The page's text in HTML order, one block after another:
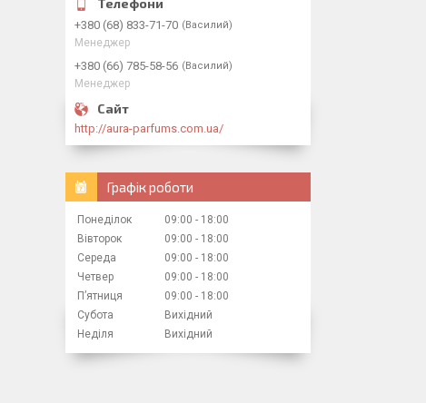
+380 (68) 833-71-70 Василий
Менеджер
+380 (66) 785-58-56 Василий
Менеджер
http://aura-parfums.com.ua/
Графік роботи
Понеділок 09:00
18:00
Вівторок
09:00
18:00
Середа
09:00
18:00
Четвер
09:00
18:00
Пʼятниця
09:00
18:00
Субота
Вихідний
Неділя
Вихідний